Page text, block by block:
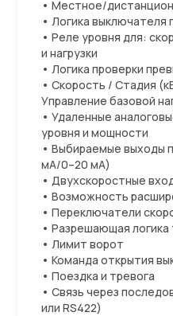
• Местное/
• Логика выключателя
• Реле уровня для:
и нагрузки
• Логика проверки
• Скорость / Стадия
Управление базовой
• Удаленные
уровня и мощности
• Выбираемые выходы
мА/0–20 мА)
• Двухскоростные
• Возможность
• Переключатели
• Разрешающая логика
• Лимит ворот
• Команда открытия
• Поездка и тревога
• Связь через
или RS422)